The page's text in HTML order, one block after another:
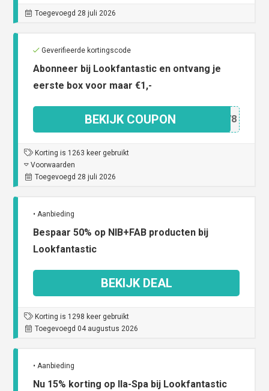
Toegevoegd 28 juli 2026
Geverifieerde kortingscode
Abonneer bij Lookfantastic en ontvang je
eerste box voor maar €1,-
04178
BEKIJK COUPON
Korting is 1263 keer gebruikt
Voorwaarden
Toegevoegd 28 juli 2026
• Aanbieding
Bespaar 50% op NIB+FAB producten bij
Lookfantastic
BEKIJK DEAL
Korting is 1298 keer gebruikt
Toegevoegd 04 augustus 2026
• Aanbieding
Nu 15% korting op Ila-Spa bij Lookfantastic